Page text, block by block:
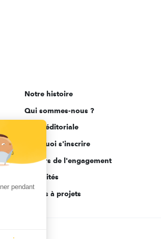
Notre histoire
Qui sommes-nous ?
Ligne éditoriale
Pourquoi s'inscrire
Acteurs de l'engagement
Actualités
Appels à projets
pendant